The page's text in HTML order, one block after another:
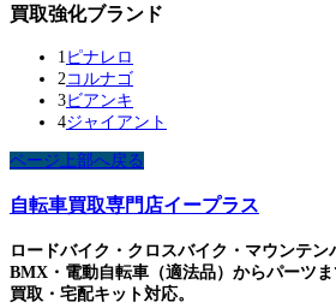
買取強化ブランド
1 ピナレロ
2コルナゴ
3ビアンキ
4ジャイアント
ページ上部へ戻る
自転車買取専門店イープラス
ロードバイク・クロスバイク・マウンテン
BMX・電動自転車（適法品）からパーツ
買取・宅配キット対応。